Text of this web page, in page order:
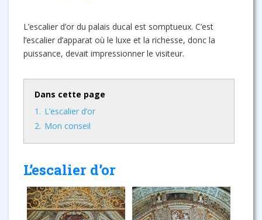
L’escalier d’or du palais ducal est somptueux. C’est
l’escalier d’apparat où le luxe et la richesse, donc la
puissance, devait impressionner le visiteur.
Dans cette page
1. L’escalier d’or
2. Mon conseil
L’escalier d’or